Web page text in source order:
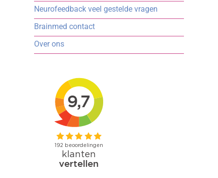
Neurofeedback veel gestelde vragen
Brainmed contact
Over ons